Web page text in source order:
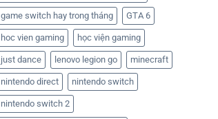
game switch hay trong tháng GTA 6
hoc vien gaming học viện gaming
just dance lenovo legion go minecraft
nintendo direct nintendo switch
nintendo switch 2